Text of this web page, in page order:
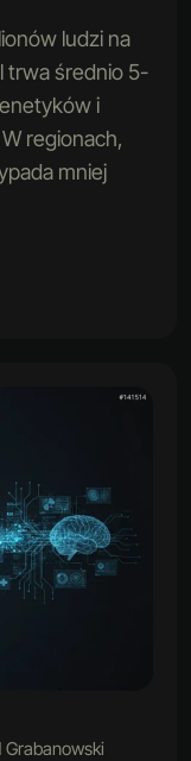
ludzi na
trwa średnio 5-
i
regionach,
mniej
Grabanowski